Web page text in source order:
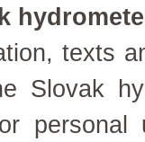
texts
Slovak
personal